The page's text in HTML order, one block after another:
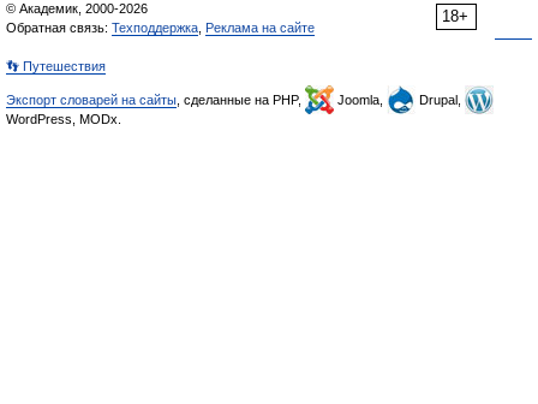
18+
© Академик, 2000-2026
Обратная связь: Техподдержка Реклама на сайте
👣 Путешествия
Экспорт словарей на сайты , сделанные на PHP, Joomla,
Drupal,
WordPress, MODx.